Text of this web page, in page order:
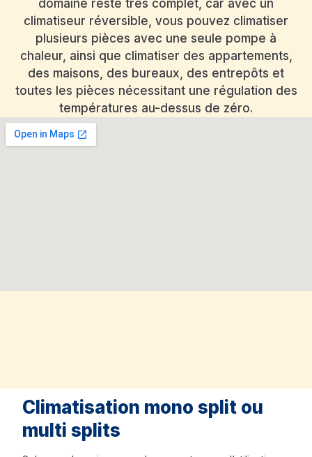
domaine reste très complet, car avec un
climatiseur réversible, vous pouvez climatiser
plusieurs pièces avec une seule pompe à
chaleur, ainsi que climatiser des appartements,
des maisons, des bureaux, des entrepôts et
toutes les pièces nécessitant une régulation des
températures au-dessus de zéro.
Climatisation mono split ou
multi splits